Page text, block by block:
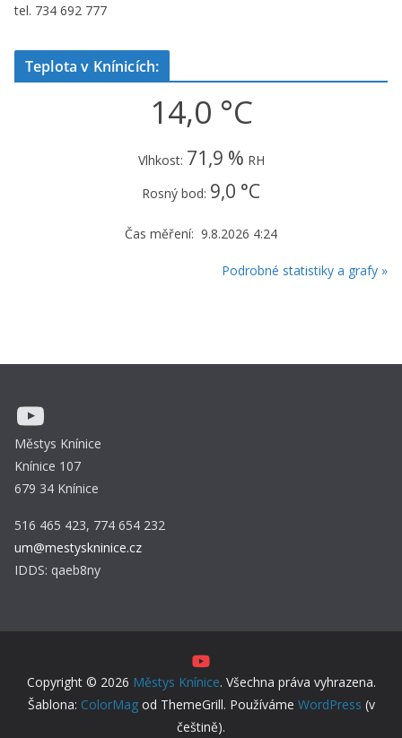
tel. 734 692 777
Teplota v Knínicích:
14,0 °C
Vlhkost: 71,9 % RH
Rosný bod: 9,0 °C
Čas měření: 9.8.2026 4:24
Podrobné statistiky a grafy »
YouTube
Městys Knínice
Knínice 107
679 34 Knínice
516 465 423, 774 654 232
um@mestyskninice.cz
IDDS: qaeb8ny
Copyright © 2026 Městys Knínice. Všechna práva vyhrazena.
Šablona: ColorMagod ThemeGrill. Používáme WordPress (v
češtině).